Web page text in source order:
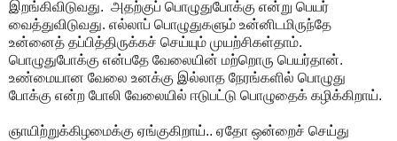
இறங்கிவிடுவது. அதற்குப் பொழுதுபோக்கு என்று பெயர்
வைத்துவிடுவது. எல்லாப் பொழுதுகளும் உன்னிடமிருந்தே
உன்னைத் தப்பித்திருக்கச் செய்யும் முயற்சிகள்தாம்.
பொழுதுபோக்கு என்பதே வேலையின் மற்றொரு பெயர்தான்.
உண்மையான வேலை உனக்கு இல்லாத நேரங்களில் பொழுது
போக்கு என்ற போலி வேலையில் ஈடுபட்டு பொழுதைக் கழிக்கிறாய்.
ஞாயிற்றுக்கிழமைக்கு ஏங்குகிறாய்.. ஏதோ ஒன்றைச் செய்து